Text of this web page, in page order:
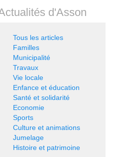
d'Asson
Tous les articles
Familles
Municipalité
Travaux
Vie locale
Enfance et éducation
Santé et solidarité
Economie
Sports
Culture et animations
Jumelage
Histoire et patrimoine